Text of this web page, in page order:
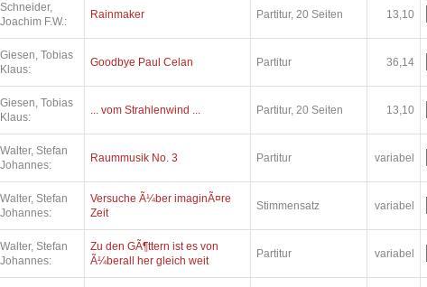
Schneider,
Joachim F.W.:
Rainmaker Partitur, 20 Seiten 13,10
Giesen, Tobias
Klaus:
Goodbye Paul Celan Partitur 36,14
Giesen, Tobias
Klaus:
... vom Strahlenwind ... Partitur, 20 Seiten 13,10
Walter, Stefan
Johannes:
Raummusik No. 3 Partitur variabel
Walter, Stefan
Johannes:
Versuche Ã¼ber imaginÃ¤re
Zeit
Stimmensatz variabel
Walter, Stefan
Johannes:
Zu den GÃ¶ttern ist es von
Ã¼berall her gleich weit
Partitur variabel